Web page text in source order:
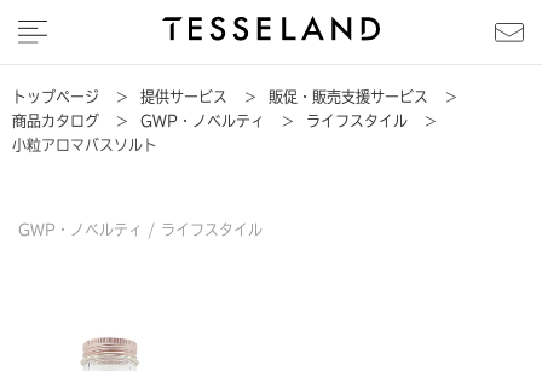
トップページ > 提供サービス > 販促・販売支援サービス
>
商品カタログ
> GWP・ノベルティ > ライフスタイル
>
小粒アロマバスソルト
GWP・ノベルティ / ライフスタイル